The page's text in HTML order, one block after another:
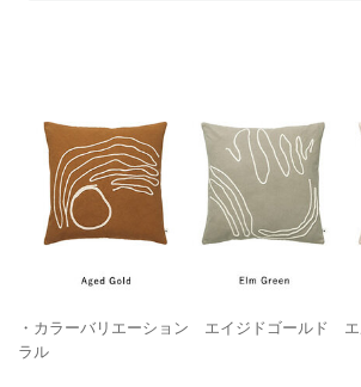
・カラーバリエーション エイジドゴールド
ラル